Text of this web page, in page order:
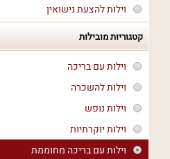
וילות להצעת נישואין
קטגוריות מובילות
וילות עם בריכה
וילות להשכרה
וילות נופש
וילות יוקרתיות
וילות עם בריכה מחוממת